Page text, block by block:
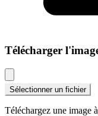
Télécharger
Sélectionner un fichier
Téléchargez une image